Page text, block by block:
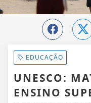
EDUCAÇÃO
UNESCO:
ENSINO